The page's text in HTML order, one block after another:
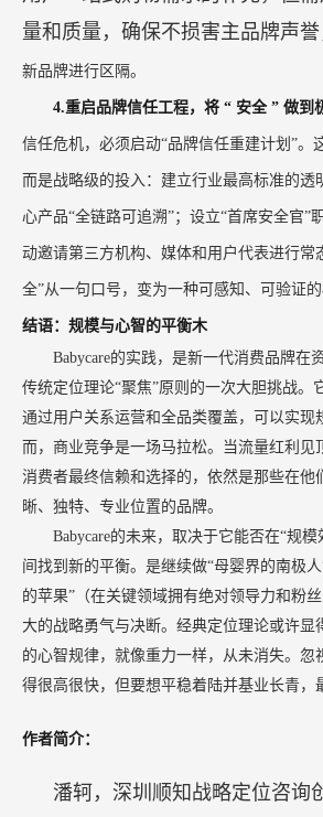
量和质量，确保不损害主品牌声
新品牌进行区隔。
4.重启品牌信任工程，将 “ 安全 ” 做到
信任危机，必须启动“品牌信任重建计划”。
而是战略级的投入：建立行业最高标准的透
心产品“全链路可追溯”；设立“首席安全官”
动邀请第三方机构、媒体和用户代表进行常
全”从一句口号，变为一种可感知、可验证的
结语：规模与心智的平衡木
Babycare的实践，是新一代消费品牌在
传统定位理论“聚焦”原则的一次大胆挑战。
通过用户关系运营和全品类覆盖，可以实现
而，商业竞争是一场马拉松。当流量红利见
消费者最终信赖和选择的，依然是那些在他
晰、独特、专业位置的品牌。
Babycare的未来，取决于它能否在“规模
间找到新的平衡。是继续做“母婴界的南极
的苹果”（在关键领域拥有绝对领导力和粉
大的战略勇气与决断。经典定位理论或许显
的心智规律，就像重力一样，从未消失。忽
得很高很快，但要想平稳着陆并基业长青，
作者简介：
潘轲，深圳顺知战略定位咨询